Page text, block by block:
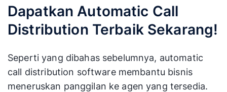
Dapatkan Automatic Call
Distribution Terbaik Sekarang!
Seperti yang dibahas sebelumnya, automatic
call distribution software membantu bisnis
meneruskan panggilan ke agen yang tersedia.